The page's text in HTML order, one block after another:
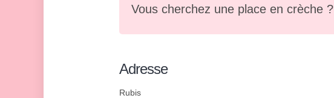
Vous cherchez une place en crèche ?
Adresse
Rubis